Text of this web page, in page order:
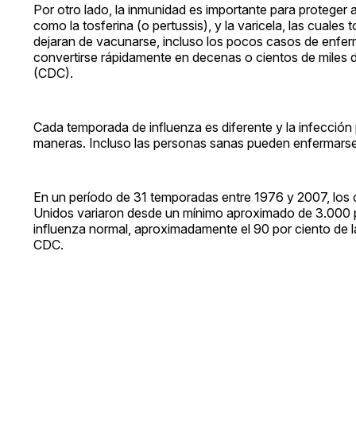
Por otro lado, la inmunidad es importante para
como la tosferina (o pertussis), y la varicela, las cuales
dejaran de vacunarse, incluso los pocos casos de
convertirse rápidamente en decenas o cientos de
(CDC).
Cada temporada de influenza es diferente y la
maneras. Incluso las personas sanas pueden
En un período de 31 temporadas entre 1976 y 2007,
Unidos variaron desde un mínimo aproximado de
influenza normal, aproximadamente el 90 por ciento
CDC.